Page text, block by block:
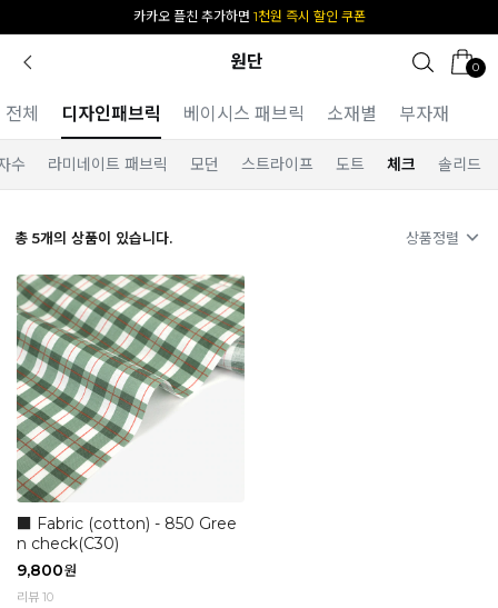
카카오 플친 추가하면 1천원 즉시 할인 쿠폰
원단 0
전체 디자인패브릭 베이시스 패브릭 소재별 부자재
수 라미네이트 패브릭 모던 스트라이프 도트 체크 솔리드
총 5개의 상품이 있습니다. 상품정렬
■ Fabric (cotton) - 850 Gree
n check(C30)
9,800원
리뷰 10